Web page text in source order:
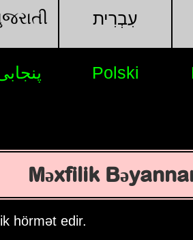
עִבְרִית
Polski
Məxfilik
hörmət edir.